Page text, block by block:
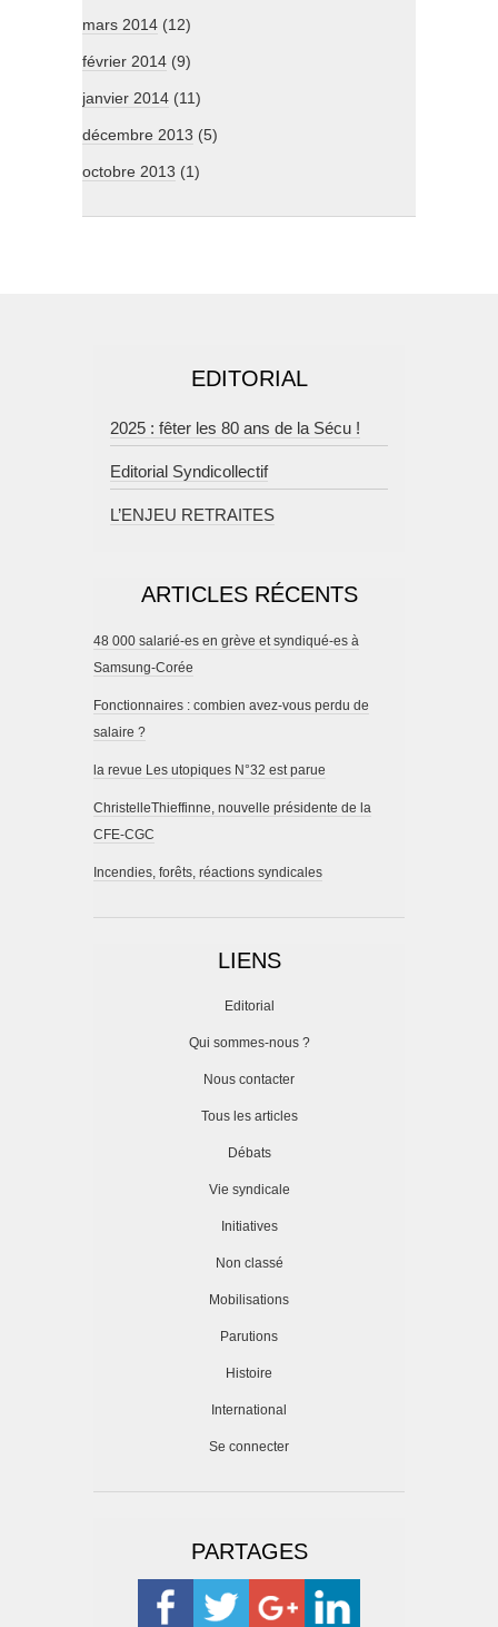
mars 2014 (12)
février 2014 (9)
janvier 2014 (11)
décembre 2013 (5)
octobre 2013 (1)
EDITORIAL
2025 : fêter les 80 ans de la Sécu !
Editorial Syndicollectif
L’ENJEU RETRAITES
ARTICLES RÉCENTS
48 000 salarié-es en grève et syndiqué-es à
Samsung-Corée
Fonctionnaires : combien avez-vous perdu de
salaire ?
la revue Les utopiques N°32 est parue
ChristelleThieffinne, nouvelle présidente de la
CFE-CGC
Incendies, forêts, réactions syndicales
LIENS
Editorial
Qui sommes-nous ?
Nous contacter
Tous les articles
Débats
Vie syndicale
Initiatives
Non classé
Mobilisations
Parutions
Histoire
International
Se connecter
PARTAGES